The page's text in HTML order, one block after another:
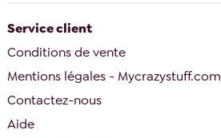
Service client
Conditions de vente
Mentions légales - Mycrazystuff.com
Contactez-nous
Aide